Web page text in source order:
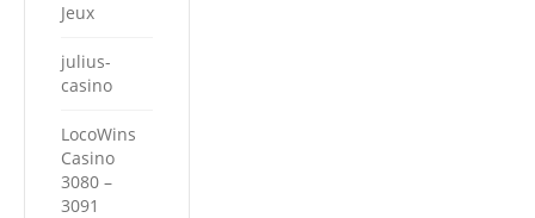
Jeux
julius-
casino
LocoWins
Casino
3080 –
3091